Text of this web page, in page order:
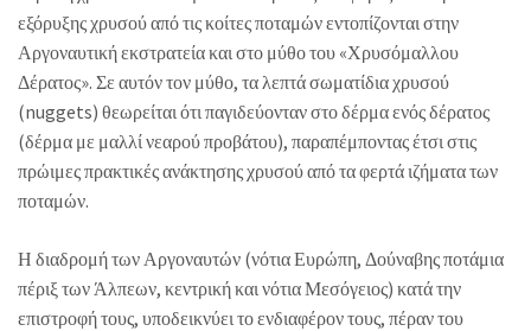
εξόρυξης χρυσού από τις κοίτες ποταμών εντοπίζονται στην
Αργοναυτική εκστρατεία και στο μύθο του «Χρυσόμαλλου
Δέρατος». Σε αυτόν τον μύθο, τα λεπτά σωματίδια χρυσού
(nuggets) θεωρείται ότι παγιδεύονταν στο δέρμα ενός δέρατος
(δέρμα με μαλλί νεαρού προβάτου), παραπέμποντας έτσι στις
πρώιμες πρακτικές ανάκτησης χρυσού από τα φερτά ιζήματα των
ποταμών.
Η διαδρομή των Αργοναυτών (νότια Ευρώπη, Δούναβης ποτάμια
πέριξ των Άλπεων, κεντρική και νότια Μεσόγειος) κατά την
επιστροφή τους, υποδεικνύει το ενδιαφέρον τους, πέραν του